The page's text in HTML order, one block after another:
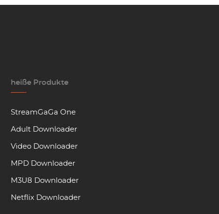
heiße Produkte
StreamGaGa One
Adult Downloader
Video Downloader
MPD Downloader
M3U8 Downloader
Netflix Downloader